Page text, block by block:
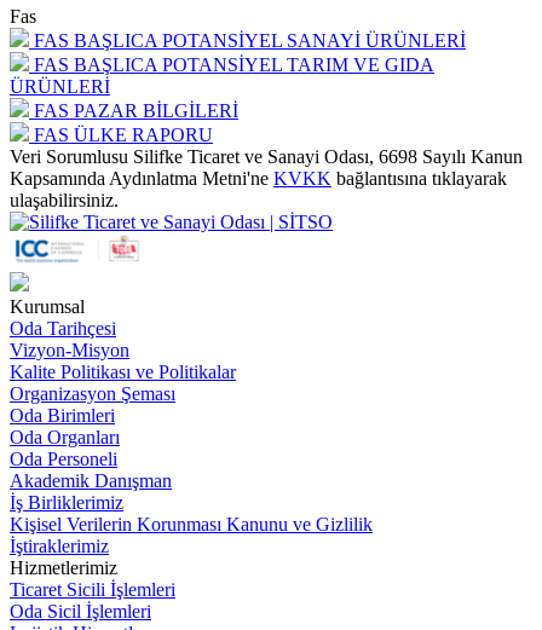
Fas
FAS BAŞLICA POTANSİYEL SANAYİ ÜRÜNLERİ
FAS BAŞLICA POTANSİYEL TARIM VE GIDA
ÜRÜNLERİ
FAS PAZAR BİLGİLERİ
FAS ÜLKE RAPORU
Veri Sorumlusu Silifke Ticaret ve Sanayi Odası, 6698 Sayılı Kanun
Kapsamında Aydınlatma Metni'ne KVKK bağlantısına tıklayarak
ulaşabilirsiniz.
Kurumsal
Oda Tarihçesi
Vizyon-Misyon
Kalite Politikası ve Politikalar
Organizasyon Şeması
Oda Birimleri
Oda Organları
Oda Personeli
Akademik Danışman
İş Birliklerimiz
Kişisel Verilerin Korunması Kanunu ve Gizlilik
İştiraklerimiz
Hizmetlerimiz
Ticaret Sicili İşlemleri
Oda Sicil İşlemleri